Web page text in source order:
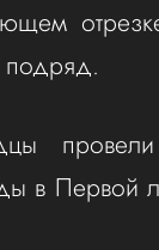
подряд.
в Первой